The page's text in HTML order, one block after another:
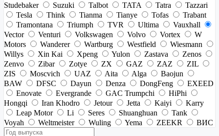
Studebaker
Suzuki Talbot TATA Tatra
Tazzari
Tesla
Think Tianma Tianye Tofas
Trabant
Tramontana
Triumph TVR Ultima
Vauxhall
Vector
Venturi Volkswagen Volvo Vortex
W
Motors
Wanderer Wartburg Westfield
Wiesmann
Willys
Xin Kai Xpeng Yulon Zastava
Zenos
Zenvo
Zibar Zotye ZX GAZ ZAZ
ZIL
ZIS
Moscvich UAZ Aita Alga
Baojun
BAW
DFSC Dayun Denza DongFeng
EXEED
Enovate
Evergrande GAC Trumpchi
HiPhi
Hongqi
Iran Khodro Jetour Jetta Kaiyi
Karry
Leap Motor
Li Seres Shuanghuan
Tank
Voyah
Weltmeister Wuling Yema ZEEKR ВИС